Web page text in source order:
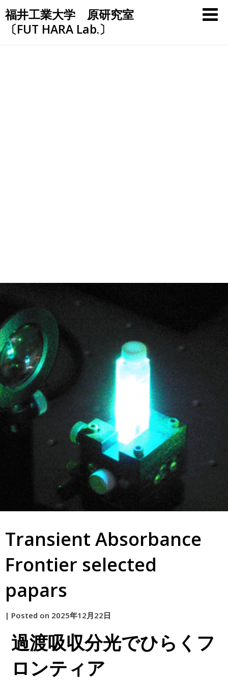
Skip
to
content
福井工業大学 原研究室
〔FUT HARA Lab.〕
Transient Absorbance
Frontier selected
papars
by
| Posted on 2025年12月22日
過渡吸収分光でひらくフ
ロンティア